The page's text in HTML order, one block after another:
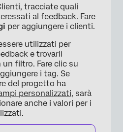
tracciate quali
al feedback. Fare
per aggiungere i clienti.
utilizzati per
e trovarli
filtro. Fare clic su
i tag. Se
del progetto ha
personalizzati, sarà
anche i valori per i